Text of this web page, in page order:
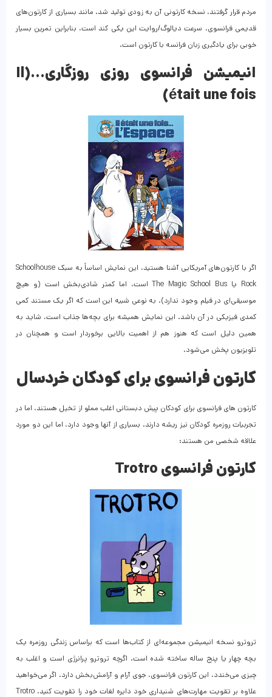
مردم قرار گرفتند، نسخه کارتونی آن به زودی تولید شد. مانند بسیاری از کارتون‌های
قدیمی فرانسوی، سرعت دیالوگ/روایت این یکی کند است، بنابراین تمرین بسیار
خوبی برای یادگیری زبان فرانسه با کارتون است.
انیمیشن فرانسوی روزی روزگاری…(Il
était une fois)
اگر با کارتون‌های آمریکایی آشنا هستید، این نمایش اساساً به سبک Schoolhouse
Rock یا The Magic School Bus است، اما کمتر شادی‌بخش است (و هیچ
موسیقی‌ای در فیلم وجود ندارد). به نوعی شبیه این است که اگر یک مستند کمی
کمدی فیزیکی در آن باشد. این نمایش همیشه برای بچه‌ها جذاب است، شاید به
همین دلیل است که هنوز هم از اهمیت بالایی برخوردار است و همچنان در
تلویزیون پخش می‌شود.
کارتون فرانسوی برای کودکان خردسال
کارتون های فرانسوی برای کودکان پیش دبستانی اغلب مملو از تخیل هستند، اما در
تجربیات روزمره کودکان نیز ریشه دارند. بسیاری از آنها وجود دارد، اما این دو مورد
علاقه شخصی من هستند:
کارتون فرانسوی Trotro
تروترو نسخه انیمیشن مجموعه‌ای از کتاب‌ها است که براساس زندگی روزمره یک
بچه چهار یا پنج ساله ساخته شده است. اگرچه تروترو پرانرژی است و اغلب به
چیزی می‌خندد، این کارتون فرانسوی، جوی آرام و آرامش‌بخش دارد. اگر می‌خواهید
علاوه بر تقویت مهارت‌های شنیداری خود دایره لغات خود را تقویت کنید، Trotro